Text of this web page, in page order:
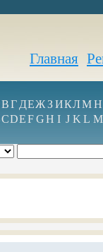
Главная
ВГ ДЕЖ З ИКЛМН
CDEFGH I J K L M